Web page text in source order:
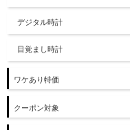
デジタル時計
目覚まし時計
ワケあり特価
クーポン対象